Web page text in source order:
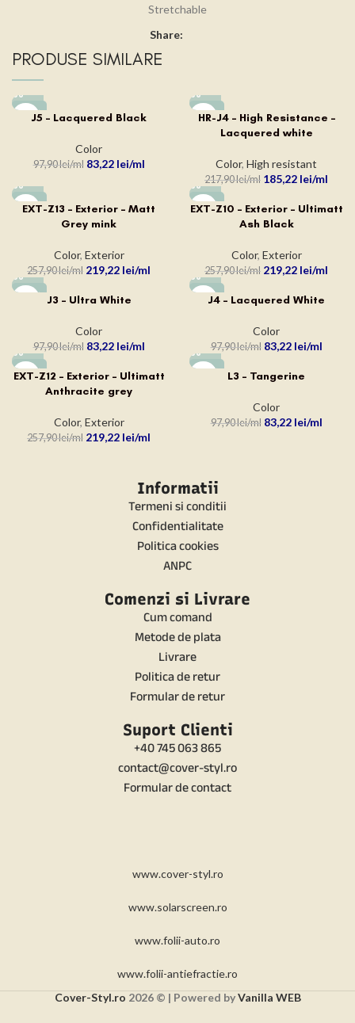
Stretchable
Share:
PRODUSE SIMILARE
-15%J5 – Lacquered Black
Color
97,90lei 83,22 lei
-15%
HR-J4 – High Resistance –
Lacquered white
Color, High resistant
217,90lei 185,22 lei
-15%
EXT-Z13 – Exterior – Matt
Grey mink
Color, Exterior
257,90lei 219,22 lei
-15%
EXT-Z10 – Exterior – Ultimatt
Ash Black
Color, Exterior
257,90lei 219,22 lei
-15% J3 – Ultra White
Color
97,90lei 83,22 lei
-15%J4 – Lacquered White
Color
97,90lei 83,22 lei
-15%
EXT-Z12 – Exterior – Ultimatt
Anthracite grey
Color, Exterior
257,90lei 219,22 lei
-15% L3 – Tangerine
Color
97,90lei 83,22 lei
Informatii
Termeni si conditii
Confidentialitate
Politica cookies
ANPC
Comenzi si Livrare
Cum comand
Metode de plata
Livrare
Politica de retur
Formular de retur
Suport Clienti
+40 745 063 865
contact@cover-styl.ro
Formular de contact
www.cover-styl.ro
www.solarscreen.ro
www.folii-auto.ro
www.folii-antiefractie.ro
Cover-Styl.ro 2026 © | Powered byVanilla WEB